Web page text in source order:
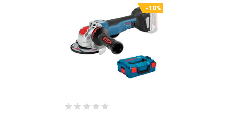
-10%